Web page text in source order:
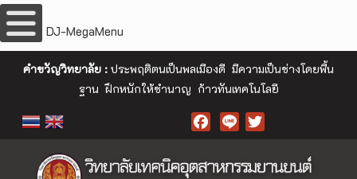
DJ-MegaMenu
คำขวัญวิทยาลัย : ประพฤติตนเป็นพลเมืองดี มีความเป็นช่างโดยพื้น
ฐาน ฝึกหนักให้ชำนาญ ก้าวทันเทคโนโลยี